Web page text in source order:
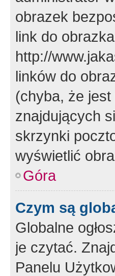
obrazek
link do
http://
linków do
(chyba, że
znajdujących
skrzynki
wyświetlić
Góra
Czym są
Globalne
je czytać.
Panelu